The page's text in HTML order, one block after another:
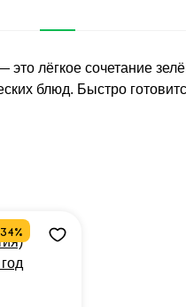
лёгкое сочетание
блюд. Быстро